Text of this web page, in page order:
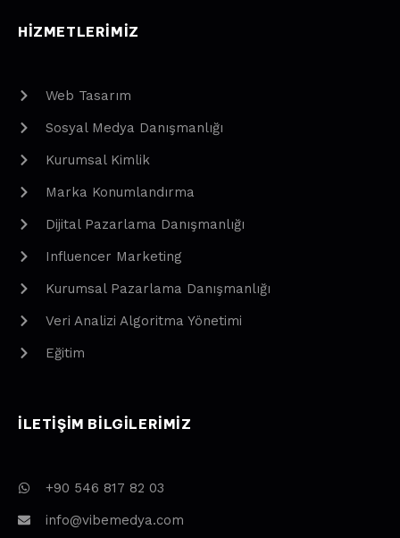
HIZMETLERIMIZ
Web Tasarım
Sosyal Medya Danışmanlığı
Kurumsal Kimlik
Marka Konumlandırma
Dijital Pazarlama Danışmanlığı
Influencer Marketing
Kurumsal Pazarlama Danışmanlığı
Veri Analizi Algoritma Yönetimi
Eğitim
ILETIŞIM BILGILERIMIZ
+90 546 817 82 03
info@vibemedya.com